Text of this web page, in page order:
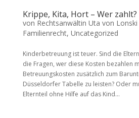
Krippe, Kita, Hort – Wer zahlt?
von Rechtsanwältin Uta von Lonski
Familienrecht, Uncategorized
Kinderbetreuung ist teuer. Sind die
die Fragen, wer diese Kosten bezahlen
Betreuungskosten zusätzlich zum
Düsseldorfer Tabelle zu leisten? Oder
Elternteil ohne Hilfe auf das Kind...